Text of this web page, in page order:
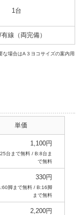
1台
線（両完備）
場合はA３ヨコサイズの案内用
単価
1,100円
台まで無料 / B:8台ま
で無料
330円
脚まで無料 / B:16脚
まで無料
2,200円